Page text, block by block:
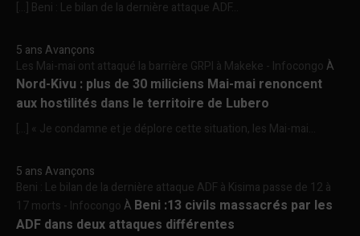
[…] Beni : Le bilan de la dernière attaque ADF...
5 ans Avançons
Les Mai-mai ont attaqué la barrière GRPI à Makeke - InfocongoÀ
Nord-Kivu : plus de 30 miliciens Mai-mai renoncent
aux hostilités dans le territoire de Lubero
[…] « Je condamne et je déplore cette situation, les Mai-mai...
5 ans Avançons
Beni : Le bilan de la dernière attaque ADF à Kisima passe de 12 à
17 morts - InfocongoÀ Beni :13 civils massacrés par les
ADF dans deux attaques différentes